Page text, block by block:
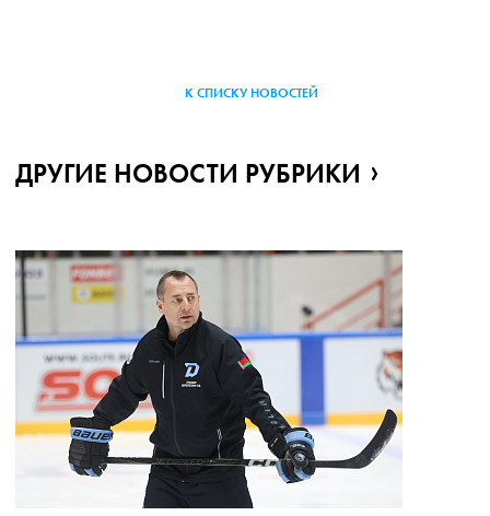
К СПИСКУ НОВОСТЕЙ
ДРУГИЕ НОВОСТИ РУБРИКИ